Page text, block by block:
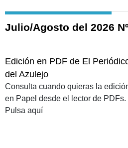
Julio/Agosto del 2026
Edición en PDF de El
del Azulejo
Consulta cuando quieras la
en Papel desde el lector de PDFs.
Pulsa aquí